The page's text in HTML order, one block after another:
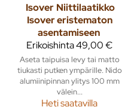
Isover Niittilaatikko
Isover eristematon
asentamiseen
Erikoishinta49,00 €
Aseta taipuisa levy tai matto
tiukasti putken ympärille. Nido
alumiinipinnan ylitys 100 mm
välein...
Heti saatavilla